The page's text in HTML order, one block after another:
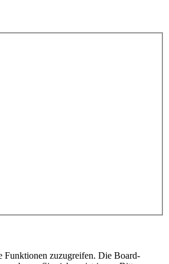
Funktionen zuzugreifen. Die Board-